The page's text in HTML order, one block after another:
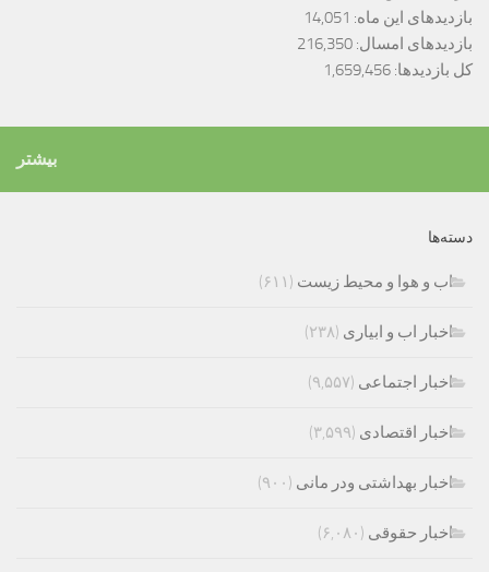
بازدیدهای این ماه: 14,051
بازدیدهای امسال: 216,350
کل بازدیدها: 1,659,456
بیشتر
دسته‌ها
اب و هوا و محیط زیست (۶۱۱)
اخبار اب و ابیاری (۲۳۸)
اخبار اجتماعی (۹,۵۵۷)
اخبار اقتصادی (۳,۵۹۹)
اخبار بهداشتی ودر مانی (۹۰۰)
اخبار حقوقی (۶,۰۸۰)